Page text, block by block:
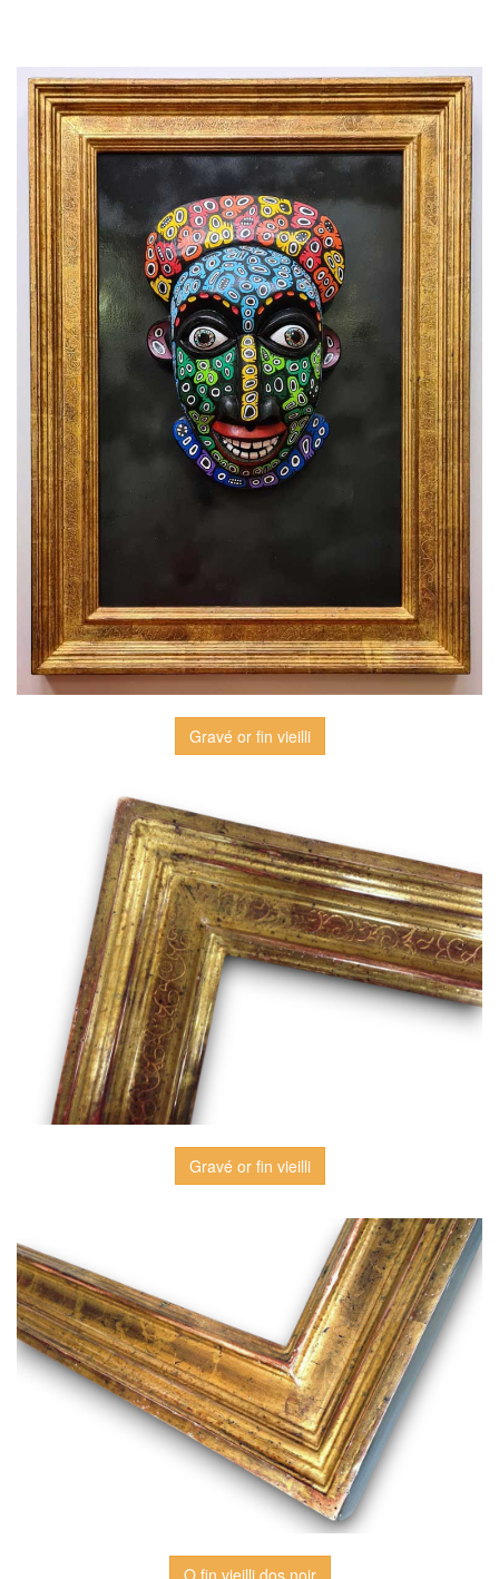
Gravé or fin vieilli
Gravé or fin vieilli
O fin vieilli dos noir